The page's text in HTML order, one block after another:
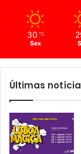
30 ℃
Sex
Últimas